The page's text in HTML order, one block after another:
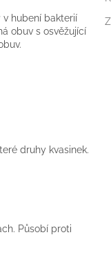
hubení bakterií
obuv s osvěžující
druhy kvasinek.
Působí proti